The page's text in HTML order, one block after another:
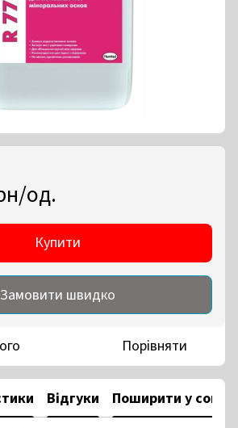
од.
Купити
Замовити швидко
Порівняти
Відгуки Поширити у